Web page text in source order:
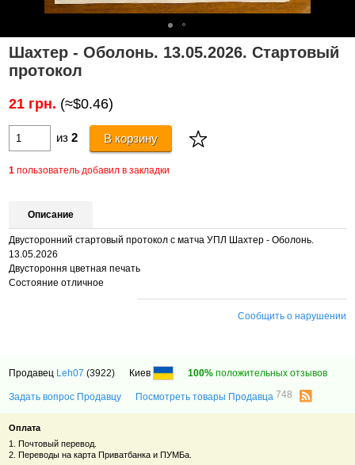
Шахтер - Оболонь. 13.05.2026. Стартовый
протокол
21 грн. (≈$0.46)
из 2 В корзину
1 пользователь добавил в закладки
Описание
Двусторонний стартовый протокол с матча УПЛ Шахтер - Оболонь.
13.05.2026
Двустороння цветная печать
Состояние отличное
Сообщить о нарушении
Продавец Leh07 (3922) Киев 100% положительных отзывов
Задать вопрос Продавцу Посмотреть товары Продавца 748
Оплата
1. Почтовый перевод.
2. Переводы на карта Приватбанка и ПУМБа.